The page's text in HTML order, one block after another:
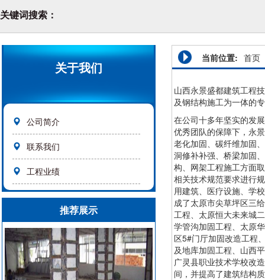
关键词搜索：
关于我们
公司简介
联系我们
工程业绩
推荐展示
当前位置: 首页
山西永景盛都建筑工程
及钢结构施工为一体的
在公司十多年坚实的发
优秀团队的保障下，永
老化加固、碳纤维加固
洞修补补强、桥梁加固
构、网架工程施工方面
相关技术规范要求进行
用建筑、医疗设施、学
成了太原市尖草坪区三
工程、太原恒大未来城
学管沟加固工程、太原
区5#门厅加固改造工程
及地库加固工程、山西
广灵县职业技术学校改
间，并提高了建筑结构